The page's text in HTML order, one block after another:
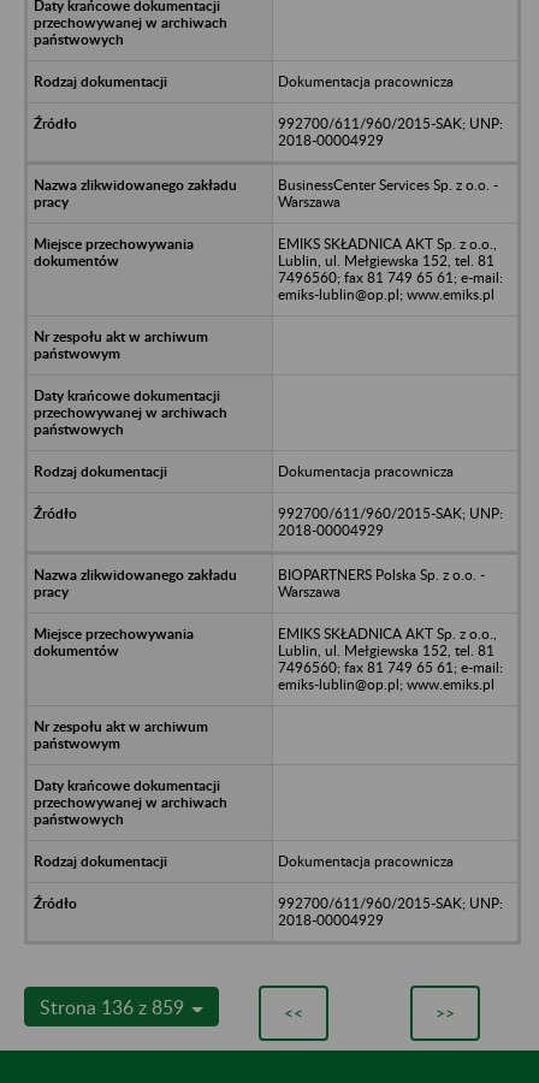
Dokumentacja pracownicza
992700/611/960/2015-SAK; UNP:
2018-00004929
BusinessCenter Services Sp. z o.o. -
Warszawa
EMIKS SKŁADNICA AKT Sp. z o.o.,
Lublin, ul. Mełgiewska 152, tel. 81
7496560; fax 81 749 65 61; e-mail:
emiks-lublin@op.pl; www.emiks.pl
Dokumentacja pracownicza
992700/611/960/2015-SAK; UNP:
2018-00004929
BIOPARTNERS Polska Sp. z o.o. -
Warszawa
EMIKS SKŁADNICA AKT Sp. z o.o.,
Lublin, ul. Mełgiewska 152, tel. 81
7496560; fax 81 749 65 61; e-mail:
emiks-lublin@op.pl; www.emiks.pl
Dokumentacja pracownicza
992700/611/960/2015-SAK; UNP:
2018-00004929
Strona 136 z 859 << >>